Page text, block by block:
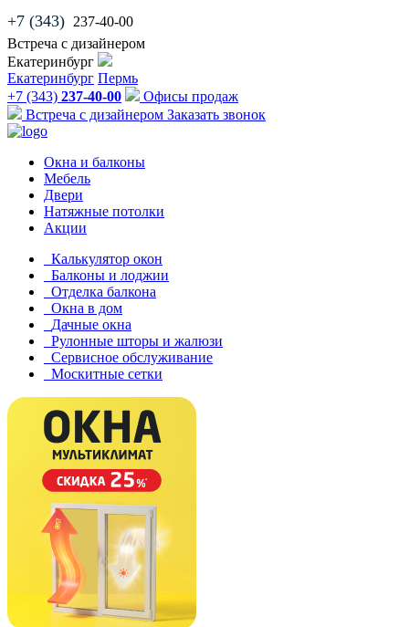
+7 (343) 237-40-00
Встреча с дизайнером
Екатеринбург
Екатеринбург Пермь
+7 (343) 237-40-00
Офисы продаж
Встреча с дизайнером Заказать звонок
Окна и балконы
Мебель
Двери
Натяжные потолки
Акции
Калькулятор окон
Балконы и лоджии
Отделка балкона
Окна в дом
Дачные окна
Рулонные шторы и жалюзи
Сервисное обслуживание
Москитные сетки